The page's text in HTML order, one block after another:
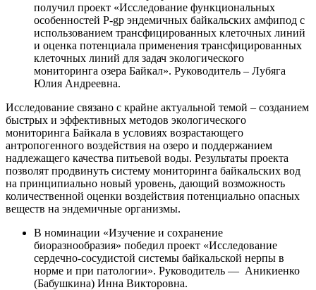
получил проект «Исследование функциональных
особенностей Р-gp эндемичных байкальских амфипод с
использованием трансфицированных клеточных линий
и оценка потенциала применения трансфицированных
клеточных линий для задач экологического
мониторинга озера Байкал». Руководитель – Лубяга
Юлия Андреевна.
Исследование связано с крайне актуальной темой – созданием
быстрых и эффективных методов экологического
мониторинга Байкала в условиях возрастающего
антропогенного воздействия на озеро и поддержанием
надлежащего качества питьевой воды. Результаты проекта
позволят продвинуть систему мониторинга байкальских вод
на принципиально новый уровень, дающий возможность
количественной оценки воздействия потенциально опасных
веществ на эндемичные организмы.
В номинации «Изучение и сохранение
биоразнообразия» победил проект «Исследование
сердечно-сосудистой системы байкальской нерпы в
норме и при патологии». Руководитель — Аникиенко
(Бабушкина) Инна Викторовна.